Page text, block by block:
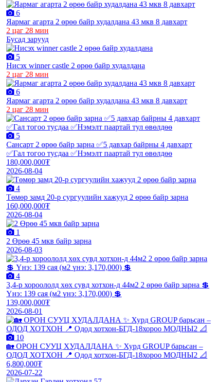
6
Яармаг агарта 2 өрөө байр худалдана 43 мкв 8 давхарт
2 цаг 28 мин
Бусад зарууд
5
Нисэх winner castle 2 өрөө байр худалдана
2 цаг 28 мин
6
Яармаг агарта 2 өрөө байр худалдана 43 мкв 8 давхарт
2 цаг 28 мин
5
Сансарт 2 өрөө байр зарна ✅5 давхар байрны 4 давхарт
✅Гал тогоо тусдаа ✅Нэмэлт паартай тул өвөлдөө
180,000,000₮
2026-08-04
4
Төмөр замд 20-р сургуулийн хажууд 2 өрөө байр зарна
160,000,000₮
2026-08-04
1
2 Өрөө 45 мкв байр зарна
2026-08-03
4
3,4-р хороололд хөх сувд хотхон-д 44м2 2 өрөө байр зарна 💲
Үнэ: 139 сая (м2 үнэ: 3,170,000) 💲
139,000,000₮
2026-08-01
10
🏡 ОРОН СУУЦ ХУДАЛДАНА ✨ Хурд GROUP барьсан –
ОДОД ХОТХОН 📍 Одод хотхон-БГД-18хороо МОДНЫ2 📐
6,800,000₮
2026-07-22